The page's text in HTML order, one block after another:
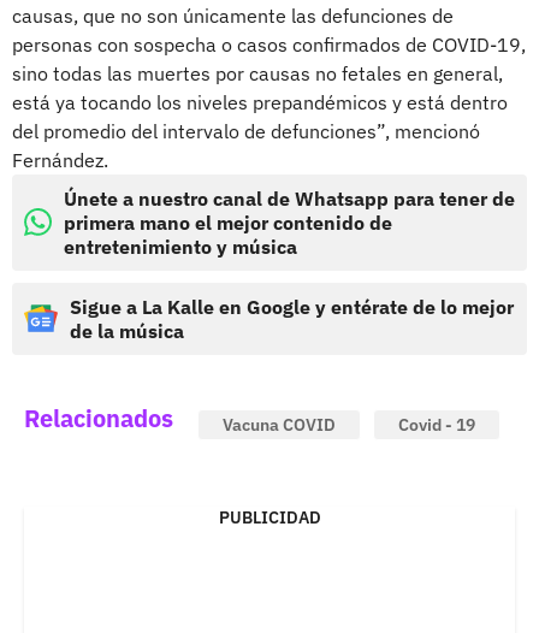
causas, que no son únicamente las defunciones de
personas con sospecha o casos confirmados de COVID-19,
sino todas las muertes por causas no fetales en general,
está ya tocando los niveles prepandémicos y está dentro
del promedio del intervalo de defunciones”, mencionó
Fernández.
Únete a nuestro canal de Whatsapp para tener de
primera mano el mejor contenido de
entretenimiento y música
Sigue a La Kalle en Google y entérate de lo mejor
de la música
Relacionados Vacuna COVID Covid - 19
PUBLICIDAD